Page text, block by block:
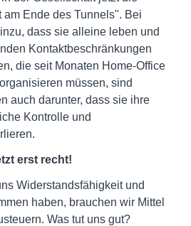
am Ende des Tunnels". Bei
dass sie alleine leben und
Kontaktbeschränkungen
die seit Monaten Home-Office
müssen, sind
auch darunter, dass sie ihre
Kontrolle und
erst recht!
Widerstandsfähigkeit und
haben, brauchen wir Mittel
Was tut uns gut?